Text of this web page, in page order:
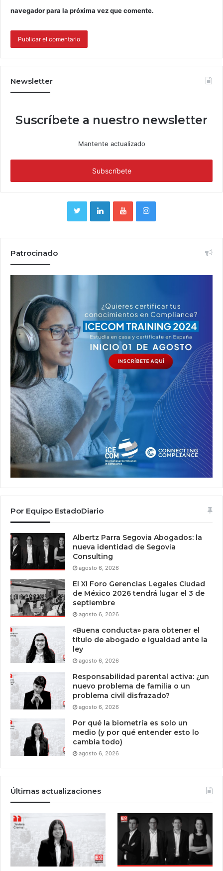
navegador para la próxima vez que comente.
Newsletter
Suscríbete a nuestro newsletter
Mantente actualizado
Patrocinado
Por Equipo EstadoDiario
Albertz Parra Segovia Abogados: la
nueva identidad de Segovia
Consulting
agosto 6, 2026
El XI Foro Gerencias Legales Ciudad
de México 2026 tendrá lugar el 3 de
septiembre
agosto 6, 2026
«Buena conducta» para obtener el
título de abogado e igualdad ante la
ley
agosto 6, 2026
Responsabilidad parental activa: ¿un
nuevo problema de familia o un
problema civil disfrazado?
agosto 6, 2026
Por qué la biometría es solo un
medio (y por qué entender esto lo
cambia todo)
agosto 6, 2026
Últimas actualizaciones